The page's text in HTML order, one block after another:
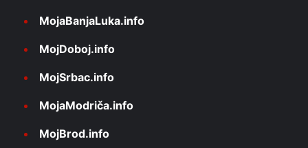
MojaBanjaLuka.info
MojDoboj.info
MojSrbac.info
MojaModriča.info
MojBrod.info